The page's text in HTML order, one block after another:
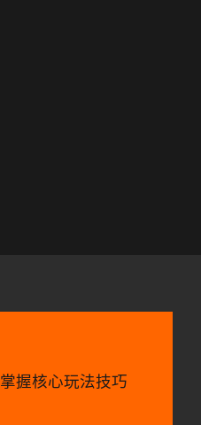
掌握核心玩法技巧